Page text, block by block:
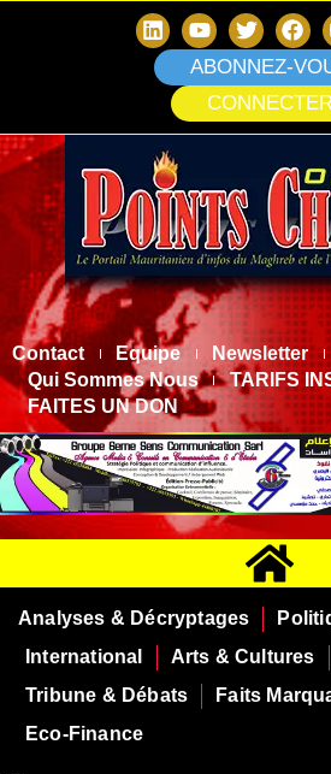
ABONNEZ-
Contact Equipe
Newsletter
Qui Sommes Nous
TARIFS
FAITES UN DON
Analyses & Décryptages
International
Arts & Cultures
Tribune & Débats
Faits
Eco-Finance